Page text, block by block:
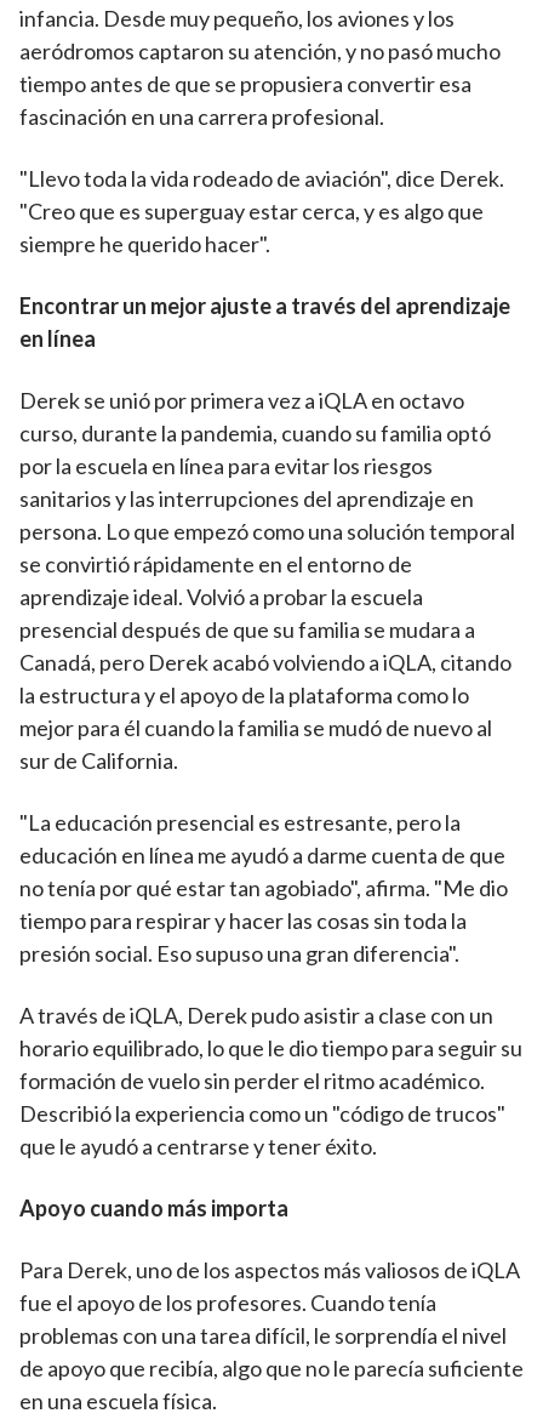
infancia. Desde muy pequeño, los aviones y los
aeródromos captaron su atención, y no pasó mucho
tiempo antes de que se propusiera convertir esa
fascinación en una carrera profesional.
"Llevo toda la vida rodeado de aviación", dice Derek.
"Creo que es superguay estar cerca, y es algo que
siempre he querido hacer".
Encontrar un mejor ajuste a través del aprendizaje
en línea
Derek se unió por primera vez a iQLA en octavo
curso, durante la pandemia, cuando su familia optó
por la escuela en línea para evitar los riesgos
sanitarios y las interrupciones del aprendizaje en
persona. Lo que empezó como una solución temporal
se convirtió rápidamente en el entorno de
aprendizaje ideal. Volvió a probar la escuela
presencial después de que su familia se mudara a
Canadá, pero Derek acabó volviendo a iQLA, citando
la estructura y el apoyo de la plataforma como lo
mejor para él cuando la familia se mudó de nuevo al
sur de California.
"La educación presencial es estresante, pero la
educación en línea me ayudó a darme cuenta de que
no tenía por qué estar tan agobiado", afirma. "Me dio
tiempo para respirar y hacer las cosas sin toda la
presión social. Eso supuso una gran diferencia".
A través de iQLA, Derek pudo asistir a clase con un
horario equilibrado, lo que le dio tiempo para seguir su
formación de vuelo sin perder el ritmo académico.
Describió la experiencia como un "código de trucos"
que le ayudó a centrarse y tener éxito.
Apoyo cuando más importa
Para Derek, uno de los aspectos más valiosos de iQLA
fue el apoyo de los profesores. Cuando tenía
problemas con una tarea difícil, le sorprendía el nivel
de apoyo que recibía, algo que no le parecía suficiente
en una escuela física.